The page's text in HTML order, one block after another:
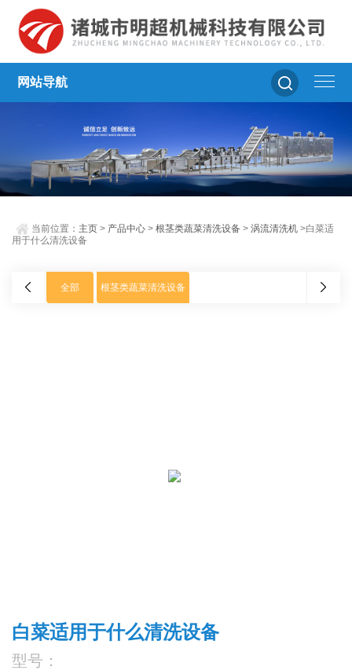
网站导航
当前位置： 主页 > 产品中心 >根茎类蔬菜清洗设备 >涡流清洗机 >白菜适
用于什么清洗设备
全部 根茎类蔬菜清洗设备
白菜适用于什么清洗设备
型号：